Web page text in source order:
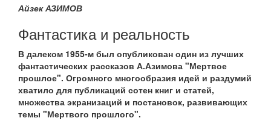
Айзек АЗИМОВ
Фантастика и реальность
В далеком 1955-м был опубликован один из лучших
фантастических рассказов А.Азимова "Мертвое
прошлое". Огромного многообразия идей и раздумий
хватило для публикаций сотен книг и статей,
множества экранизаций и постановок, развивающих
темы "Мертвого прошлого".